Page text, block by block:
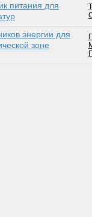
питания для
энергии для
зоне